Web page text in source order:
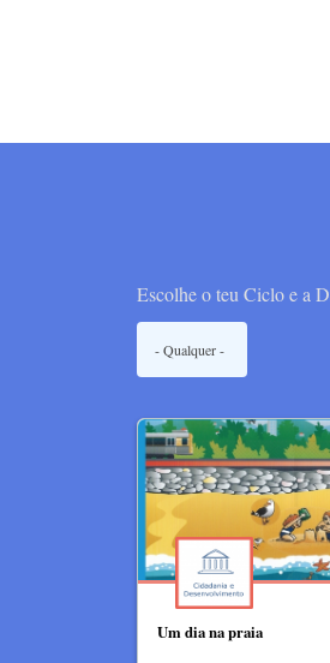
Escolhe o teu Ciclo e a
Um dia na praia